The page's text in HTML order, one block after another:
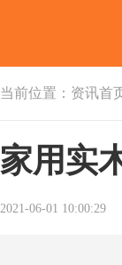
当前位置： 资讯首
家用实
2021-06-01 10:00:29